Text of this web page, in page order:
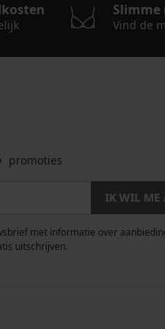
Vind de
promoties
IK WIL ME
met informatie over
uitschrijven.